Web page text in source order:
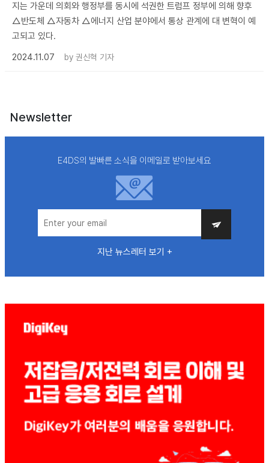
지는 가운데 의회와 행정부를 동시에 석권한 트럼프 정부에 의해 향후
△반도체 △자동차 △에너지 산업 분야에서 통상 관계에 대 변혁이 예
고되고 있다.
2024.11.07
by 권신혁 기자
Newsletter
E4DS의 발빠른 소식을 이메일로 받아보세요
지난 뉴스레터 보기 +